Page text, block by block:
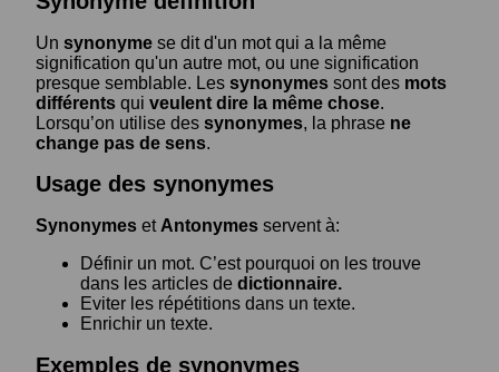
Un synonyme se dit d'un mot qui a la même
signification qu'un autre mot, ou une signification
presque semblable. Les synonymes sont des mots
différents qui veulent dire la même chose.
Lorsqu’on utilise des synonymes, la phrase ne
change pas de sens.
Usage des synonymes
Synonymes et Antonymes servent à:
Définir un mot. C’est pourquoi on les trouve
dans les articles de dictionnaire.
Eviter les répétitions dans un texte.
Enrichir un texte.
Exemples de synonymes